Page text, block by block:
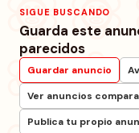
SIGUE BUSCANDO
Guarda este
parecidos
Guardar anuncio
Ver anuncios
Publica tu propio